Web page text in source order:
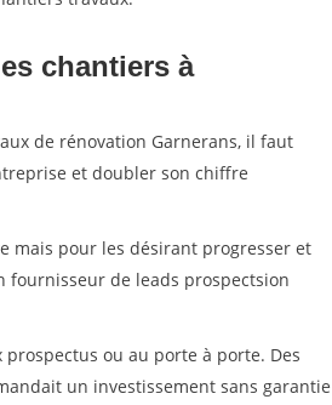
chantiers à
de rénovation Garnerans, il faut
et doubler son chiffre
mais pour les désirant progresser et
de leads prospectsion
ou au porte à porte. Des
un investissement sans garantie